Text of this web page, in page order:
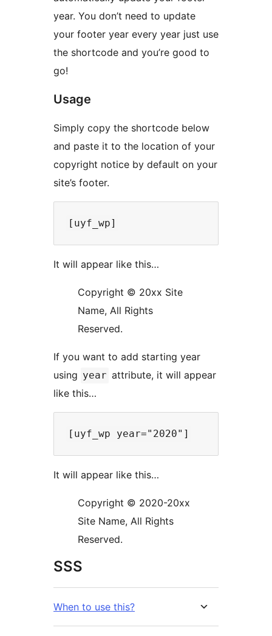
year. You don’t need to update
your footer year every year just use
the shortcode and you’re good to
go!
Usage
Simply copy the shortcode below
and paste it to the location of your
copyright notice by default on your
site’s footer.
It will appear like this…
Copyright © 20xx Site
Name, All Rights
Reserved.
If you want to add starting year
using year attribute, it will appear
like this…
It will appear like this…
Copyright © 2020-20xx
Site Name, All Rights
Reserved.
SSS
When to use this?